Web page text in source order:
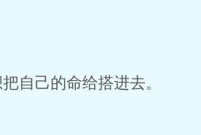
自己的命给搭进去。